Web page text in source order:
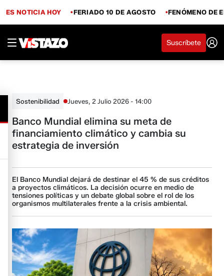
ES NOTICIA HOY FERIADO 10 DE AGOSTO FENÓMENO DE
Suscríbete
Sostenibilidad Jueves, 2 Julio 2026 - 14:00
Banco Mundial elimina su meta de
financiamiento climático y cambia su
estrategia de inversión
El Banco Mundial dejará de destinar el 45 % de sus créditos
a proyectos climáticos. La decisión ocurre en medio de
tensiones políticas y un debate global sobre el rol de los
organismos multilaterales frente a la crisis ambiental.